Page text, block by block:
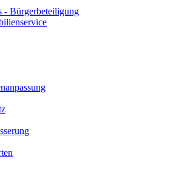
- Bürgerbeteiligung